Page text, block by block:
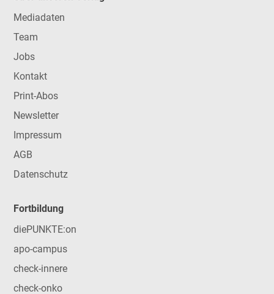
Mediadaten
Team
Jobs
Kontakt
Print-Abos
Newsletter
Impressum
AGB
Datenschutz
Fortbildung
diePUNKTE:on
apo-campus
check-innere
check-onko